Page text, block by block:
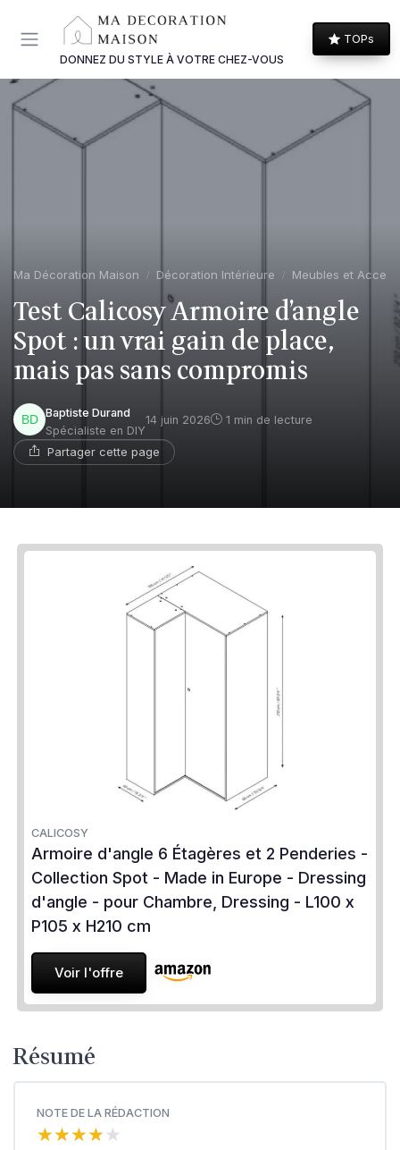
DONNEZ DU STYLE À VOTRE CHEZ-VOUS
TOPs
Ma Décoration Maison Décoration Intérieure Meubles et
Test Calicosy Armoire d’angle
Spot : un vrai gain de place,
mais pas sans compromis
Baptiste Durand
Spécialiste en DIY
14 juin 2026 1 min de lecture
Partager cette page
CALICOSY
Armoire d'angle 6 Étagères et 2 Penderies -
Collection Spot - Made in Europe - Dressing
d'angle - pour Chambre, Dressing - L100 x
P105 x H210 cm
Voir l'offre
Résumé
NOTE DE LA RÉDACTION
★★★★★
★★★★★
Panneau de gestion des cookies